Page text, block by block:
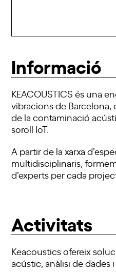
Informació
KEACOUSTICS és una
vibracions de
de la contaminació
soroll IoT.
A partir de la xarxa
multidisciplinaris,
d’experts per cada
Activitats
Keacoustics ofereix
acústic, anàlisi de dades